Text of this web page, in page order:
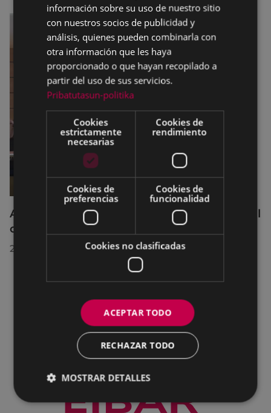
Acuerdos adoptados por el Pleno Municipal
celebrado el 27 de julio de 2026
28/07/2026
información sobre su uso de nuestro sitio
con nuestros socios de publicidad y
análisis, quienes pueden combinarla con
otra información que les haya
proporcionado o que hayan recopilado a
partir del uso de sus servicios.
Pribatutasun-politika
Cookies
estrictamente
necesarias
Cookies de
rendimiento
Cookies de
preferencias
Cookies de
funcionalidad
Cookies no clasificadas
ACEPTAR TODO
RECHAZAR TODO
MOSTRAR DETALLES